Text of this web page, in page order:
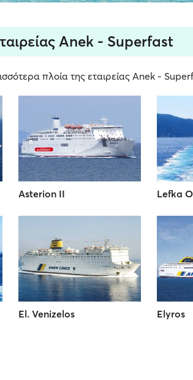
Anek - Superfast
πλοία της εταιρείας Anek -
Asterion II Lefka
El. Venizelos Elyros